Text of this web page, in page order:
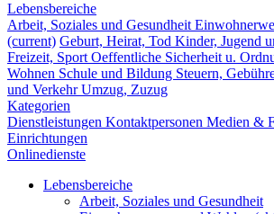
Lebensbereiche
Arbeit, Soziales und Gesundheit
(current) Geburt, Heirat, Tod Kinder, Jugend
Freizeit, Sport Oeffentliche Sicherheit u.
Wohnen Schule und Bildung Steuern,
und VerkehrUmzug, Zuzug
Kategorien
Dienstleistungen Kontaktpersonen Medien &
Einrichtungen
Onlinedienste
Lebensbereiche
Arbeit, Soziales und Gesundheit